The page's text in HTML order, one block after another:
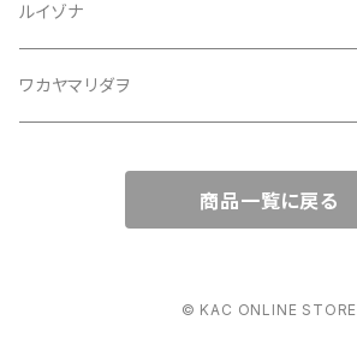
ルイゾナ
ワカヤマリダヲ
商品一覧に戻る
© KAC ONLINE STORE